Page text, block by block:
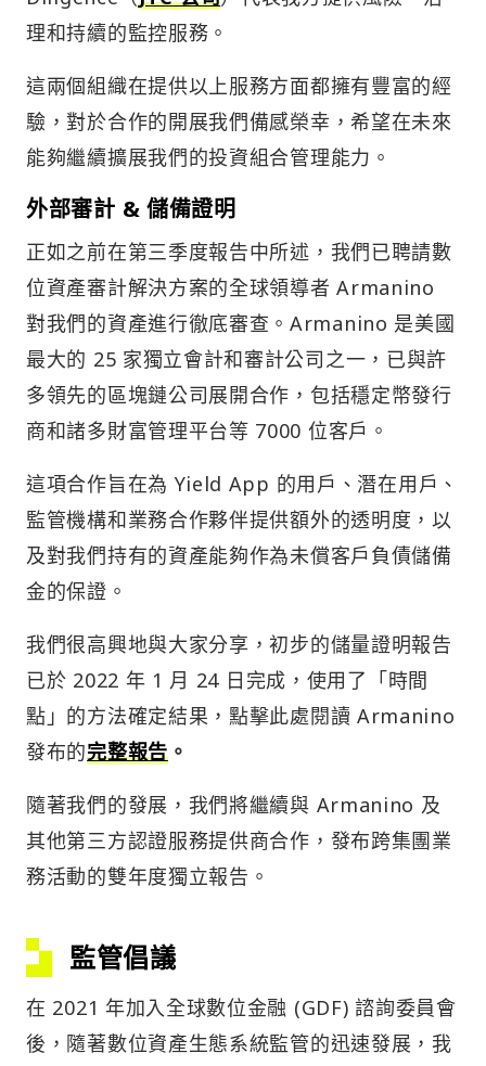
理和持續的監控服務。
這兩個組織在提供以上服務方面都擁有豐富的經
驗，對於合作的開展我們備感榮幸，希望在未來
能夠繼續擴展我們的投資組合管理能力。
外部審計 & 儲備證明
正如之前在第三季度報告中所述，我們已聘請數
位資產審計解決方案的全球領導者 Armanino
對我們的資產進行徹底審查。Armanino 是美國
最大的 25 家獨立會計和審計公司之一，已與許
多領先的區塊鏈公司展開合作，包括穩定幣發行
商和諸多財富管理平台等 7000 位客戶。
這項合作旨在為 Yield App 的用戶、潛在用戶、
監管機構和業務合作夥伴提供額外的透明度，以
及對我們持有的資產能夠作為未償客戶負債儲備
金的保證。
我們很高興地與大家分享，初步的儲量證明報告
已於 2022 年 1 月 24 日完成，使用了「時間
點」的方法確定結果，點擊此處閱讀 Armanino
發布的完整報告。
隨著我們的發展，我們將繼續與 Armanino 及
其他第三方認證服務提供商合作，發布跨集團業
務活動的雙年度獨立報告。
監管倡議
在 2021 年加入全球數位金融 (GDF) 諮詢委員會
後，隨著數位資產生態系統監管的迅速發展，我